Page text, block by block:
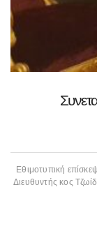
Εθιμοτυπική
Διευθυντής κος